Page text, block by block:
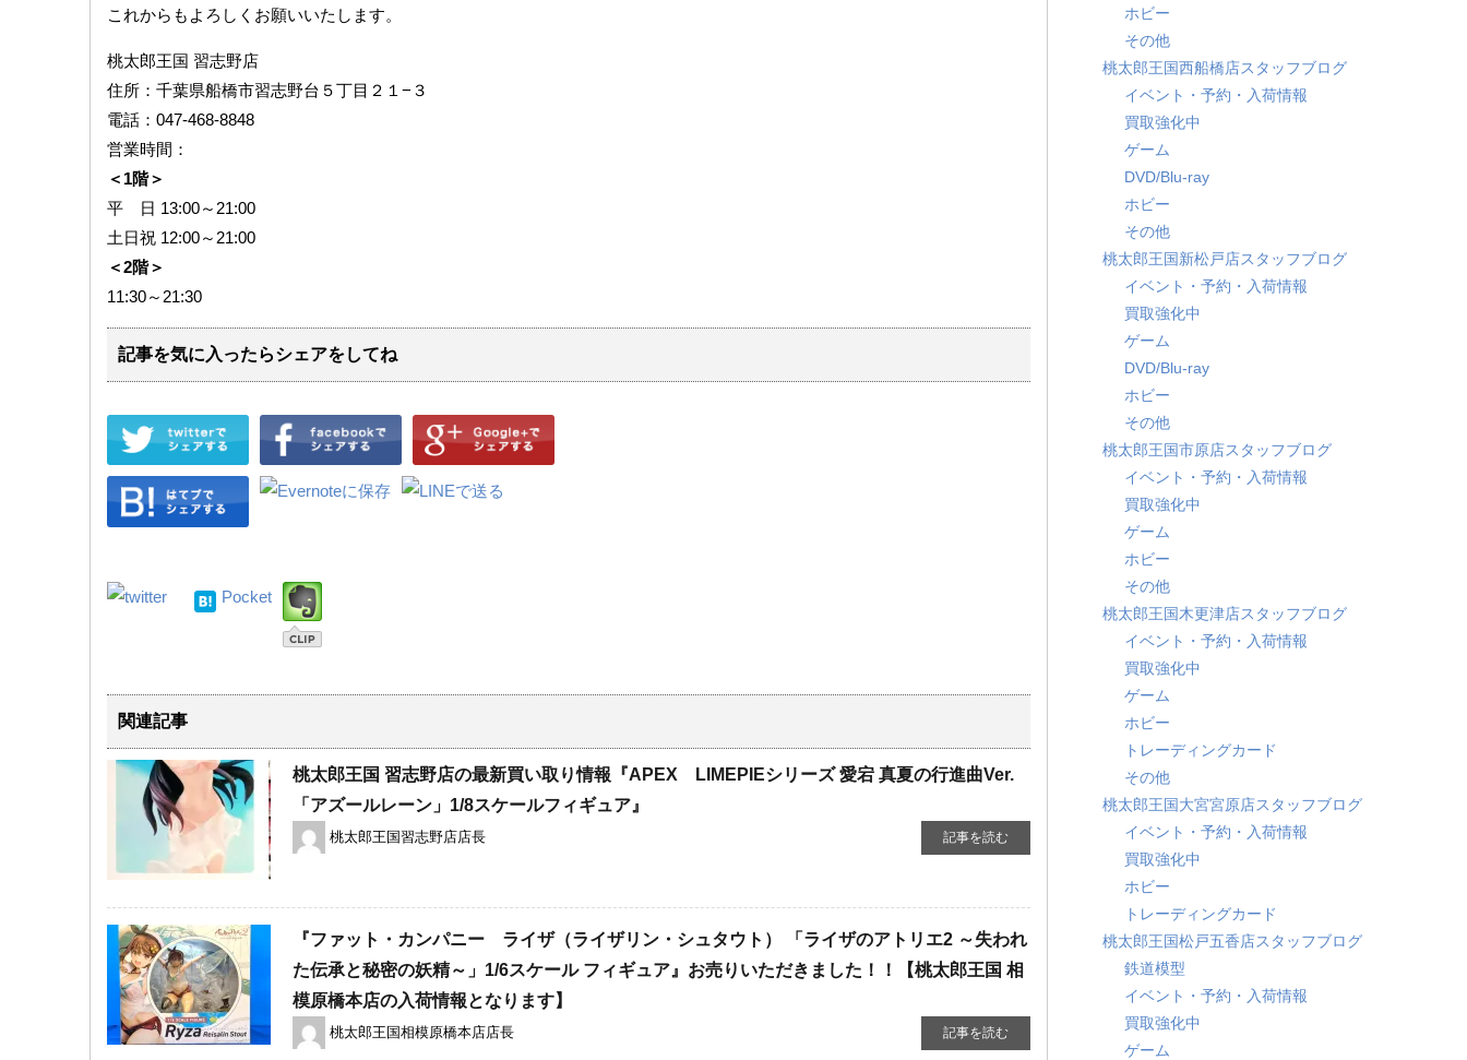
これからもよろしくお願いいたします。
桃太郎王国 習志野店
住所：千葉県船橋市習志野台５丁目２１−３
電話：047-468-8848
営業時間：
＜1階＞
平 日 13:00～21:00
土日祝 12:00～21:00
＜2階＞
11:30～21:30
記事を気に入ったらシェアをしてね
Pocket
関連記事
桃太郎王国 習志野店の最新買い取り情報『APEX LIMEPIEシリーズ 愛宕 真夏の行進曲Ver.
「アズールレーン」1/8スケールフィギュア』
桃太郎王国習志野店店長 記事を読む
『ファット・カンパニー ライザ（ライザリン・シュタウト） 「ライザのアトリエ2 ​～失われ
た伝承と秘密の妖精～」1/6スケール フィギュア』お売りいただきました！！【桃太郎王国 相
模原橋本店の入荷情報となります】
桃太郎王国相模原橋本店店長 記事を読む
ホビー
その他
桃太郎王国西船橋店スタッフブログ
イベント・予約・入荷情報
買取強化中
ゲーム
DVD/Blu-ray
ホビー
その他
桃太郎王国新松戸店スタッフブログ
イベント・予約・入荷情報
買取強化中
ゲーム
DVD/Blu-ray
ホビー
その他
桃太郎王国市原店スタッフブログ
イベント・予約・入荷情報
買取強化中
ゲーム
ホビー
その他
桃太郎王国木更津店スタッフブログ
イベント・予約・入荷情報
買取強化中
ゲーム
ホビー
トレーディングカード
その他
桃太郎王国大宮宮原店スタッフブログ
イベント・予約・入荷情報
買取強化中
ホビー
トレーディングカード
桃太郎王国松戸五香店スタッフブログ
鉄道模型
イベント・予約・入荷情報
買取強化中
ゲーム